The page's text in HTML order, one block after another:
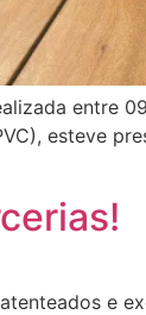
entre
esteve
e